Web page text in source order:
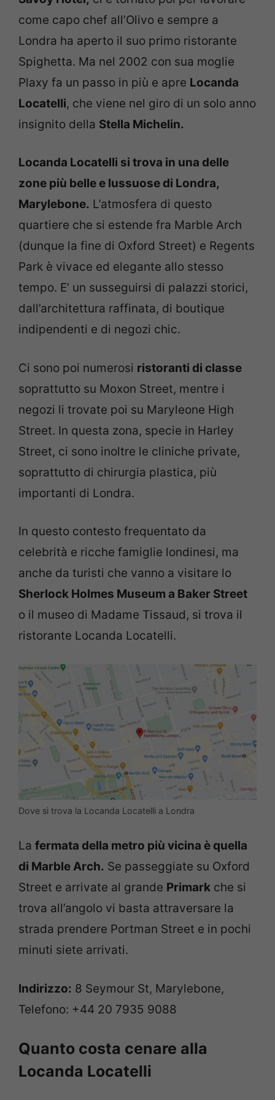
come capo chef all’Olivo e sempre a
Londra ha aperto il suo primo ristorante
Spighetta. Ma nel 2002 con sua moglie
Plaxy fa un passo in più e apre Locanda
Locatelli, che viene nel giro di un solo anno
insignito della Stella Michelin.
Locanda Locatelli si trova in una delle
zone più belle e lussuose di Londra,
Marylebone. L’atmosfera di questo
quartiere che si estende fra Marble Arch
(dunque la fine di Oxford Street) e Regents
Park è vivace ed elegante allo stesso
tempo. E’ un susseguirsi di palazzi storici,
dall’architettura raffinata, di boutique
indipendenti e di negozi chic.
Ci sono poi numerosi ristoranti di classe
soprattutto su Moxon Street, mentre i
negozi li trovate poi su Maryleone High
Street. In questa zona, specie in Harley
Street, ci sono inoltre le cliniche private,
soprattutto di chirurgia plastica, più
importanti di Londra.
In questo contesto frequentato da
celebrità e ricche famiglie londinesi, ma
anche da turisti che vanno a visitare lo
Sherlock Holmes Museum a Baker Street
o il museo di Madame Tissaud, si trova il
ristorante Locanda Locatelli.
Dove si trova la Locanda Locatelli a Londra
La fermata della metro più vicina è quella
di Marble Arch. Se passeggiate su Oxford
Street e arrivate al grande Primark che si
trova all’angolo vi basta attraversare la
strada prendere Portman Street e in pochi
minuti siete arrivati.
Indirizzo: 8 Seymour St, Marylebone,
Telefono: +44 20 7935 9088
Quanto costa cenare alla
Locanda Locatelli